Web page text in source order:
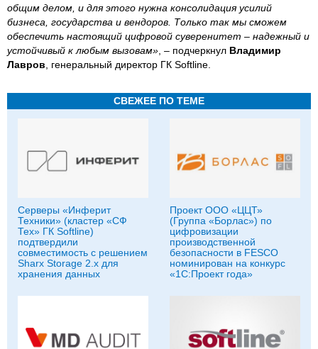
общим делом, и для этого нужна консолидация усилий
бизнеса, государства и вендоров. Только так мы сможем
обеспечить настоящий цифровой суверенитет – надежный и
устойчивый к любым вызовам» , – подчеркнул Владимир
Лавров , генеральный директор ГК Softline.
СВЕЖЕЕ ПО ТЕМЕ
Серверы «Инферит
Техники» (кластер «СФ
Тех» ГК Softline)
подтвердили
совместимость с решением
Sharx Storage 2.x для
хранения данных
Проект ООО «ЦЦТ»
(Группа «Борлас») по
цифровизации
производственной
безопасности в FESCO
номинирован на конкурс
«1С:Проект года»